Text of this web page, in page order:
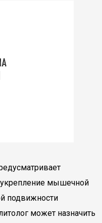
мышечной
подвижности
может назначить